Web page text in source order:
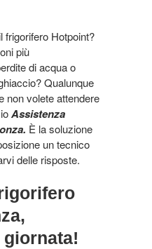
frigorifero Hotpoint?
più
di acqua o
Qualunque
non volete attendere
Assistenza
È la soluzione
un tecnico
delle risposte.